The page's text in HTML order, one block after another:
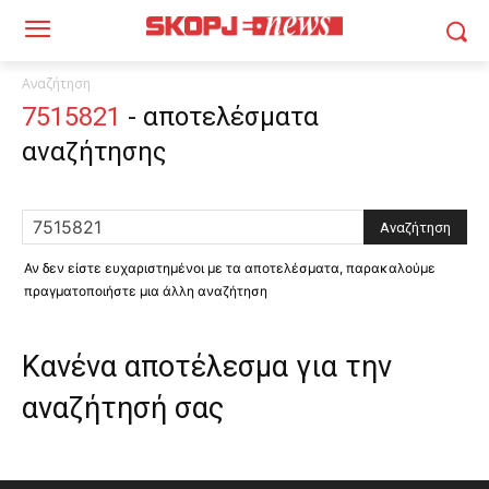
Αναζήτηση
7515821 - αποτελέσματα
αναζήτησης
Αν δεν είστε ευχαριστημένοι με τα αποτελέσματα, παρακαλούμε
πραγματοποιήστε μια άλλη αναζήτηση
Κανένα αποτέλεσμα για την
αναζήτησή σας